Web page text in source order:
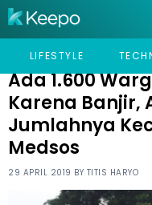
LIFESTYLE
HOME NEWS
ADA 1.600
Ada 1.600
Karena Banjir,
Jumlahnya
Medsos
29 APRIL 2019 BY TITIS HARYO